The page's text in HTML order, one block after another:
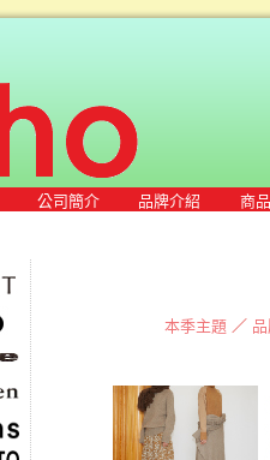
公司簡介 品牌介紹 商
本季主題／